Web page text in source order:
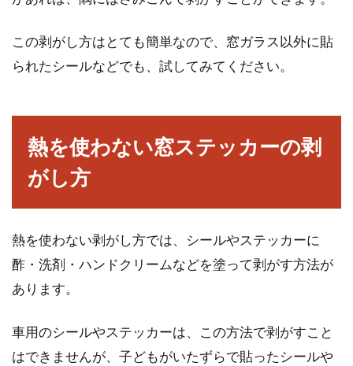
この剥がし方はとても簡単なので、窓ガラス以外に貼
られたシールなどでも、試してみてください。
熱を使わない窓ステッカーの剥
がし方
熱を使わない剥がし方では、シールやステッカーに
酢・洗剤・ハンドクリームなどを塗って剥がす方法が
あります。
車用のシールやステッカーは、この方法で剥がすこと
はできませんが、子どもがいたずらで貼ったシールや